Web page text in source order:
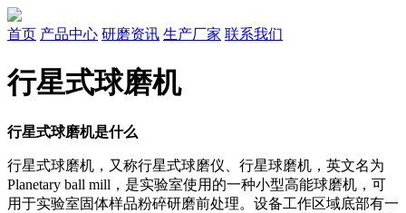
首页 产品中心 研磨资讯 生产厂家 联系我们
行星式球磨机
行星式球磨机是什么
行星式球磨机，又称行星式球磨仪、行星球磨机，英文名为
Planetary ball mill，是实验室使用的一种小型高能球磨机，可
用于实验室固体样品粉碎研磨前处理。设备工作区域底部有一